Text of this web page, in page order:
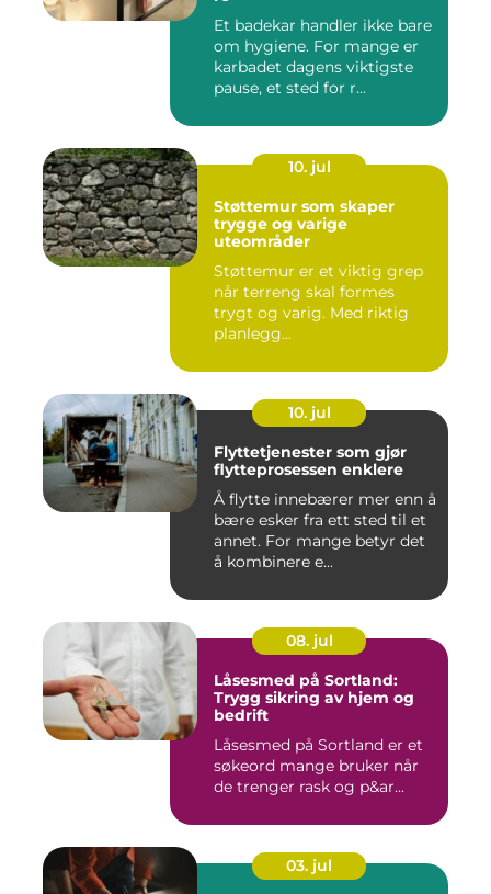
Et badekar handler ikke bare
om hygiene. For mange er
karbadet dagens viktigste
pause, et sted for r...
10. jul
Støttemur som skaper
trygge og varige
uteområder
Støttemur er et viktig grep
når terreng skal formes
trygt og varig. Med riktig
planlegg...
10. jul
Flyttetjenester som gjør
flytteprosessen enklere
Å flytte innebærer mer enn å
bære esker fra ett sted til et
annet. For mange betyr det
å kombinere e...
08. jul
Låsesmed på Sortland:
Trygg sikring av hjem og
bedrift
Låsesmed på Sortland er et
søkeord mange bruker når
de trenger rask og p&ar...
03. jul